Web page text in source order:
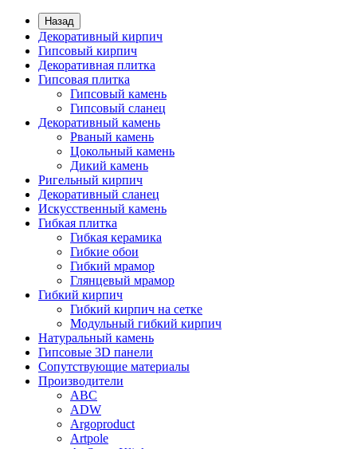
Назад
Декоративный кирпич
Гипсовый кирпич
Декоративная плитка
Гипсовая плитка
Гипсовый камень
Гипсовый сланец
Декоративный камень
Рваный камень
Цокольный камень
Дикий камень
Ригельный кирпич
Декоративный сланец
Искусственный камень
Гибкая плитка
Гибкая керамика
Гибкие обои
Гибкий мрамор
Глянцевый мрамор
Гибкий кирпич
Гибкий кирпич на сетке
Модульный гибкий кирпич
Натуральный камень
Гипсовые 3D панели
Сопутствующие материалы
Производители
ABC
ADW
Argoproduct
Artpole